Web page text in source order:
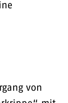
von